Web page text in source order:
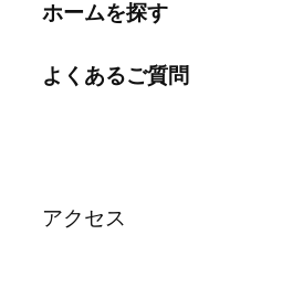
ホームを探す
よくあるご質問
アクセス